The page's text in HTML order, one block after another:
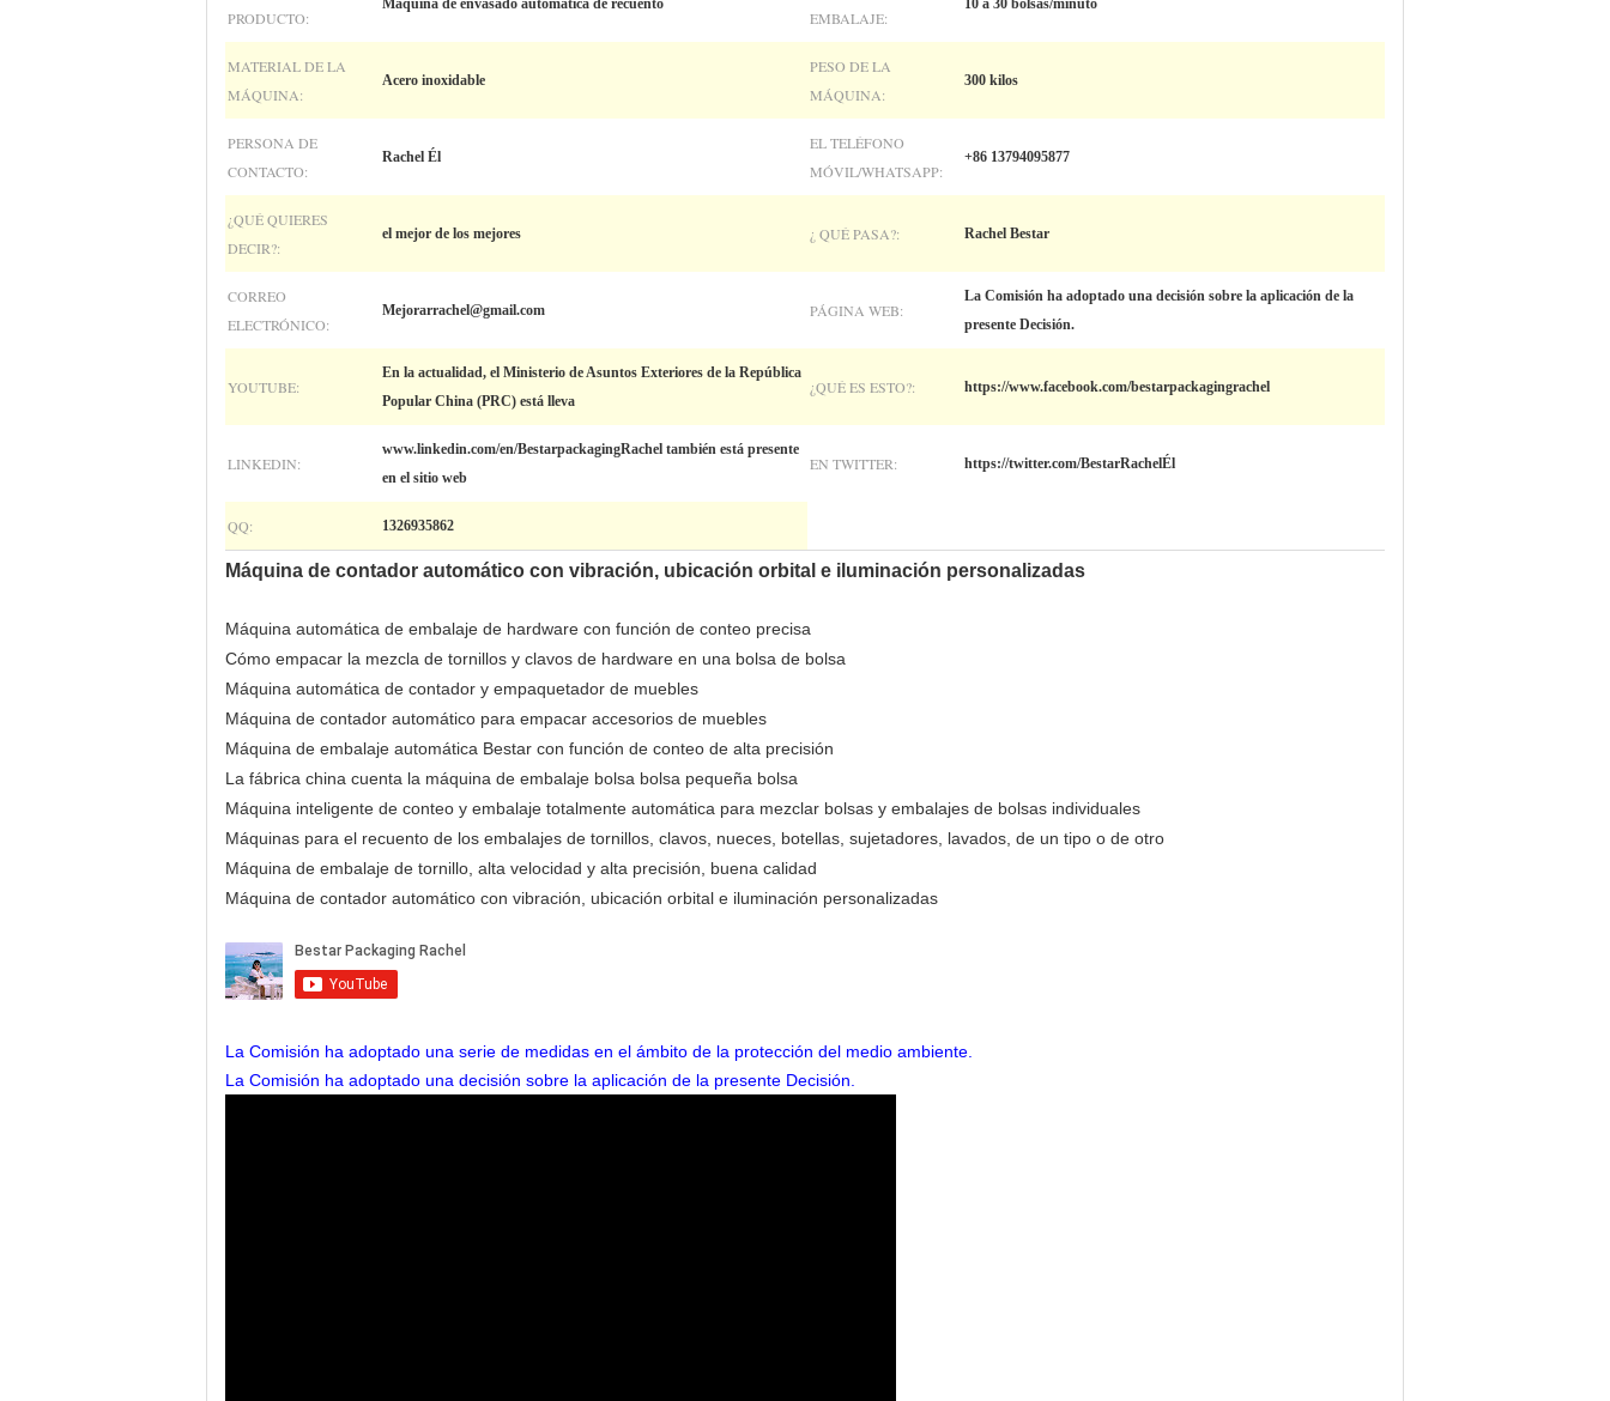
PRODUCTO:
Máquina de envasado automática de recuento
EMBALAJE:
10 a 30 bolsas/minuto
MATERIAL DE LA
MÁQUINA:
Acero inoxidable
PESO DE LA
MÁQUINA:
300 kilos
PERSONA DE
CONTACTO:
Rachel Él
EL TELÉFONO
MÓVIL/WHATSAPP:
+86 13794095877
¿QUÉ QUIERES
DECIR?:
el mejor de los mejores ¿ QUÉ PASA?: Rachel Bestar
CORREO
ELECTRÓNICO:
Mejorarrachel@gmail.com PÁGINA WEB:
La Comisión ha adoptado una decisión sobre la aplicación de la
presente Decisión.
YOUTUBE:
En la actualidad, el Ministerio de Asuntos Exteriores de la República
Popular China (PRC) está lleva
¿QUÉ ES ESTO?: https://www.facebook.com/bestarpackagingrachel
LINKEDIN:
www.linkedin.com/en/BestarpackagingRachel también está presente
en el sitio web
EN TWITTER: https://twitter.com/BestarRachelÉl
QQ: 1326935862
Máquina de contador automático con vibración, ubicación orbital e iluminación personalizadas
Máquina automática de embalaje de hardware con función de conteo precisa
Cómo empacar la mezcla de tornillos y clavos de hardware en una bolsa de bolsa
Máquina automática de contador y empaquetador de muebles
Máquina de contador automático para empacar accesorios de muebles
Máquina de embalaje automática Bestar con función de conteo de alta precisión
La fábrica china cuenta la máquina de embalaje bolsa bolsa pequeña bolsa
Máquina inteligente de conteo y embalaje totalmente automática para mezclar bolsas y embalajes de bolsas individuales
Máquinas para el recuento de los embalajes de tornillos, clavos, nueces, botellas, sujetadores, lavados, de un tipo o de otro
Máquina de embalaje de tornillo, alta velocidad y alta precisión, buena calidad
Máquina de contador automático con vibración, ubicación orbital e iluminación personalizadas
La Comisión ha adoptado una serie de medidas en el ámbito de la protección del medio ambiente.
La Comisión ha adoptado una decisión sobre la aplicación de la presente Decisión.